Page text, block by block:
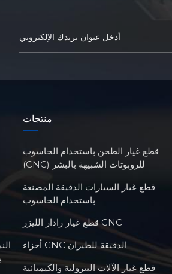
منتجات
قطع غيار الطحن باستخدام الحاسوب
(CNC) للروبوتات الشبيهة بالبشر
قطع غيار السيارات الدقيقة المصنعة
باستخدام الحاسوب
قطع غيار رادار الليزر CNC
أجزاء CNC الدقيقة للطيران
قطع غيار الآلات البترولية والكيميائية